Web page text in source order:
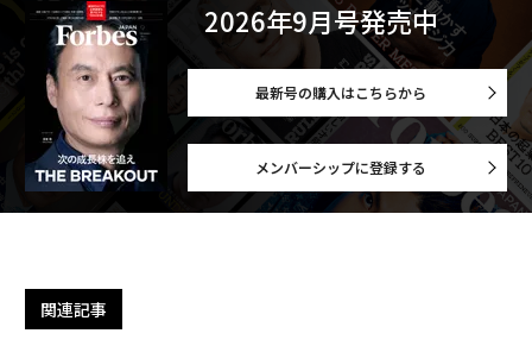
2026年9月号発売中
最新号の購入はこちらから
メンバーシップに登録する
関連記事